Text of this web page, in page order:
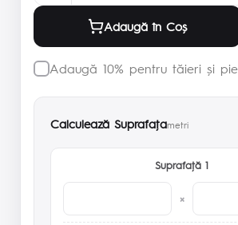
Adaugă în Coş
Adaugă 10% pentru tăieri și
Calculează Suprafaţametri
Suprafaţă 1
×